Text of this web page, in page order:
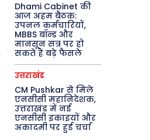
Dhami Cabinet की
आज अहम बैठक:
उपनल कर्मचारियों,
MBBS बॉन्ड और
मानसून सत्र पर हो
सकते हैं बड़े फैसले
उत्तराखंड
CM Pushkar से मिले
एनसीसी महानिदेशक,
उत्तराखंड में नई
एनसीसी इकाइयों और
अकादमी पर हुई चर्चा